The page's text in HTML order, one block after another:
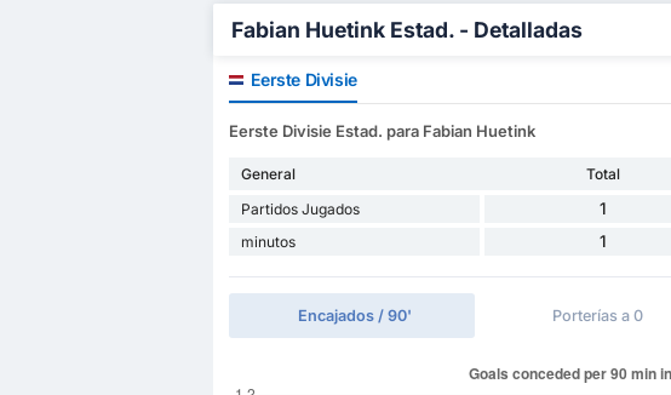
Fabian Huetink Estad. - Detalladas
Eerste Divisie
Eerste Divisie Estad. para Fabian Huetink
General Total
Partidos Jugados
1
minutos
1
Encajados / 90' Porterías a 0